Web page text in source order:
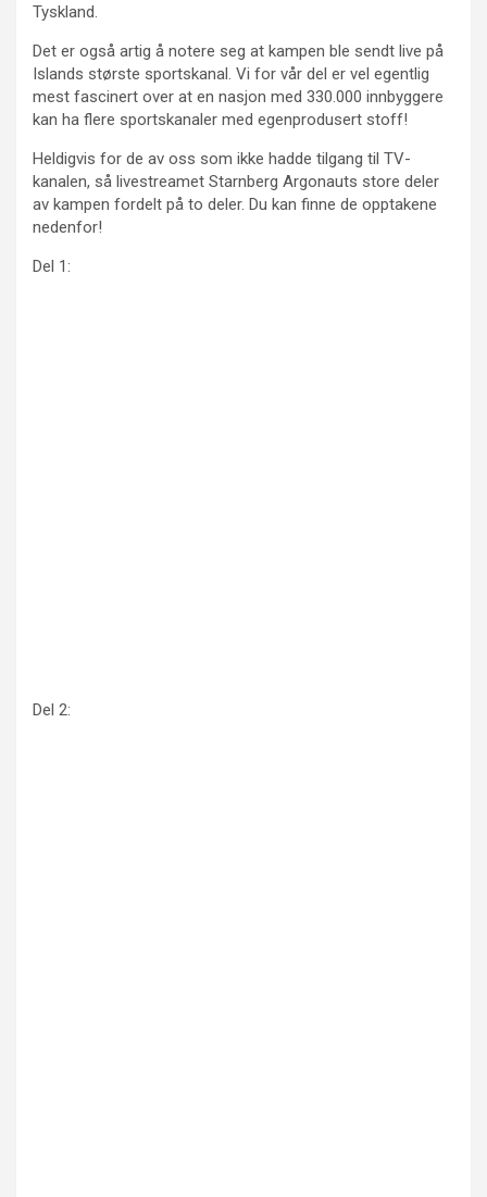
Tyskland.
Det er også artig å notere seg at kampen ble sendt live på
Islands største sportskanal. Vi for vår del er vel egentlig
mest fascinert over at en nasjon med 330.000 innbyggere
kan ha flere sportskanaler med egenprodusert stoff!
Heldigvis for de av oss som ikke hadde tilgang til TV-
kanalen, så livestreamet Starnberg Argonauts store deler
av kampen fordelt på to deler. Du kan finne de opptakene
nedenfor!
Del 1:
Del 2: